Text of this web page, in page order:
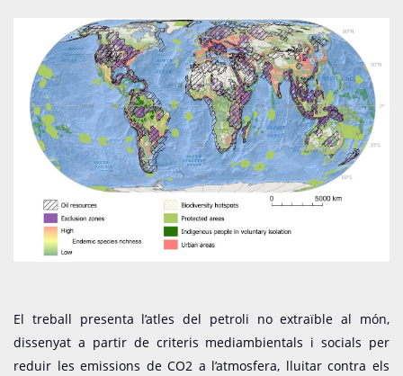
El treball presenta l’atles del petroli no extraïble al món,
dissenyat a partir de criteris mediambientals i socials per
reduir les emissions de CO2 a l’atmosfera, lluitar contra els